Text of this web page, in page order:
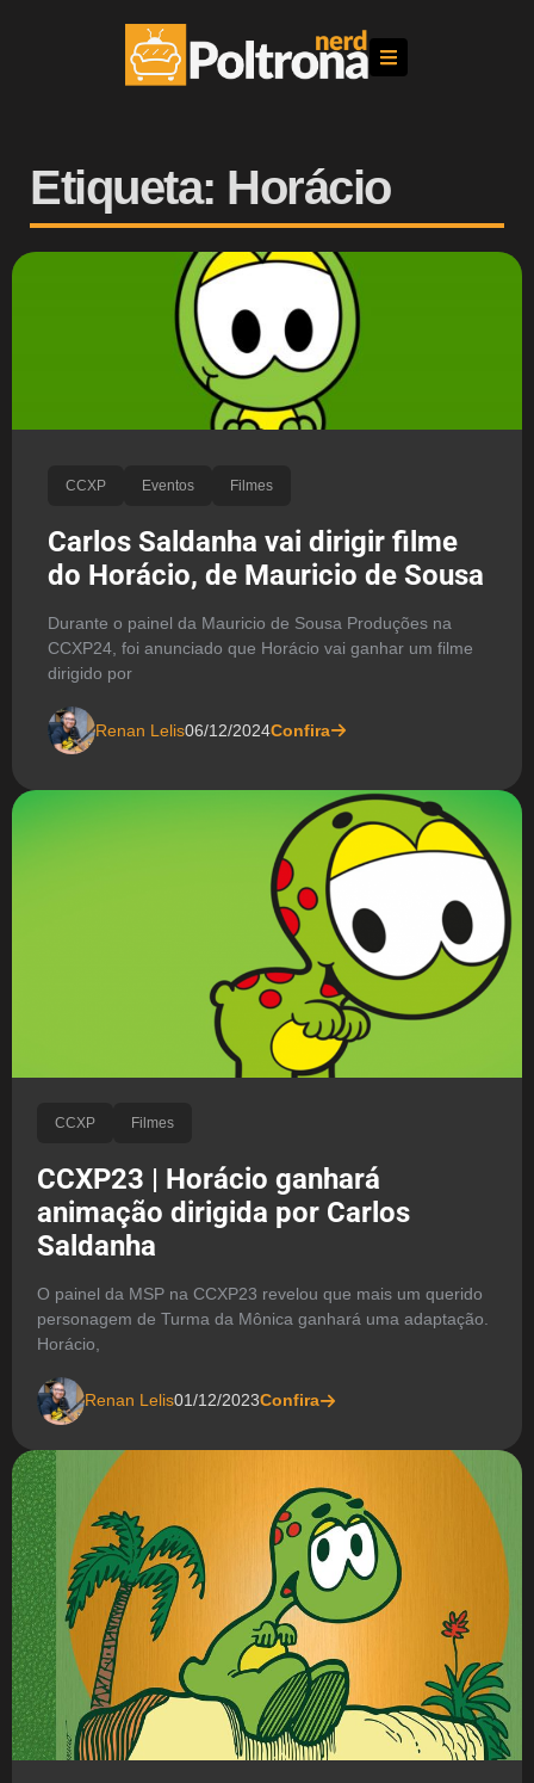
Etiqueta: Horácio
CCXP Eventos Filmes
Carlos Saldanha vai dirigir filme
do Horácio, de Mauricio de Sousa
Durante o painel da Mauricio de Sousa Produções na
CCXP24, foi anunciado que Horácio vai ganhar um filme
dirigido por
Renan Lelis06/12/2024Confira
CCXP Filmes
CCXP23 | Horácio ganhará
animação dirigida por Carlos
Saldanha
O painel da MSP na CCXP23 revelou que mais um querido
personagem de Turma da Mônica ganhará uma adaptação.
Horácio,
Renan Lelis01/12/2023Confira